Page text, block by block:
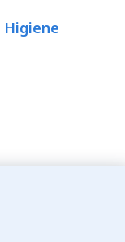
Higiene